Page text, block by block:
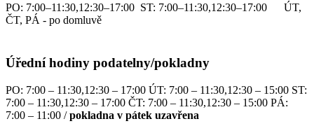
PO: 7:00–11:30,12:30–17:00 ST: 7:00–11:30,12:30–17:00 ÚT,
ČT, PÁ - po domluvě
Úřední hodiny podatelny/pokladny
PO: 7:00 – 11:30,12:30 – 17:00 ÚT: 7:00 – 11:30,12:30 – 15:00 ST:
7:00 – 11:30,12:30 – 17:00 ČT: 7:00 – 11:30,12:30 – 15:00 PÁ:
7:00 – 11:00 /pokladna v pátek uzavřena